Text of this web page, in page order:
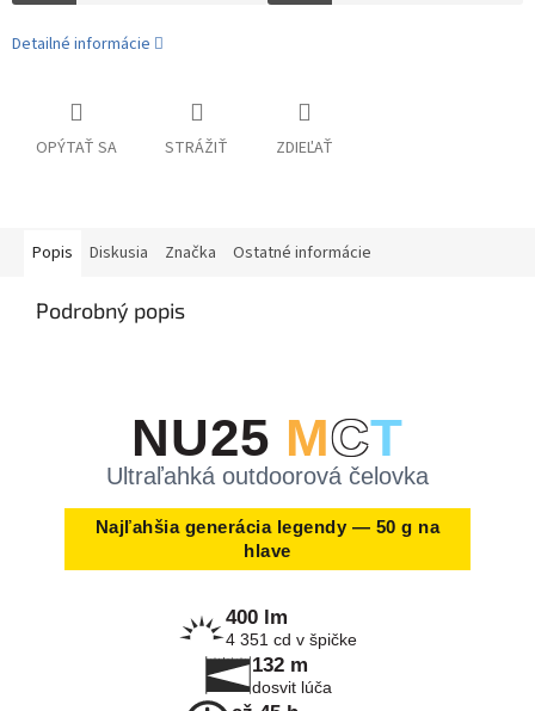
Detailné informácie
OPÝTAŤ SA STRÁŽIŤ ZDIEĽAŤ
Popis Diskusia Značka Ostatné informácie
Podrobný popis
NU25 MCT
Ultraľahká outdoorová čelovka
Najľahšia generácia legendy — 50 g na
hlave
400 lm
4 351 cd v špičke
132 m
dosvit lúča